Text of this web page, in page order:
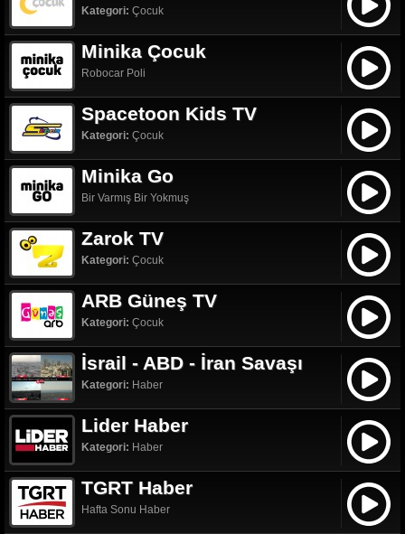
Kategori: Çocuk
Minika Çocuk
Robocar Poli
Spacetoon Kids TV
Kategori: Çocuk
Minika Go
Bir Varmış Bir Yokmuş
Zarok TV
Kategori: Çocuk
ARB Güneş TV
Kategori: Çocuk
İsrail - ABD - İran Savaşı
Kategori: Haber
Lider Haber
Kategori: Haber
TGRT Haber
Hafta Sonu Haber